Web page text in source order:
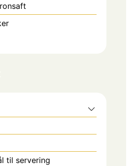
til servering